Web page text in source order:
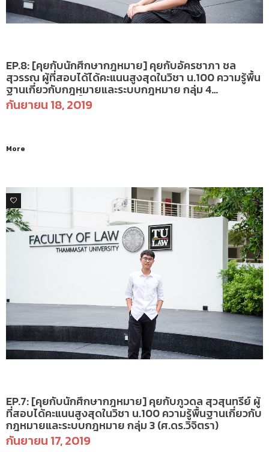
EP.8: [คุยกับนักศึกษากฎหมาย] คุยกับอัครชาภา ชล
สุวรรณ ผู้ที่สอบได้ได้คะแนนสูงสุดในวิชา น.100 ความรู้พื้น
ฐานเกี่ยวกับกฎหมายและระบบกฎหมาย กลุ่ม 4
(รศ.ดร.กิตติศักดิ์ อ.สหรัฐ)
กันยายน 18, 2019
More
0
EP.7: [คุยกับนักศึกษากฎหมาย] คุยกับภูวดล สุวสุนทรีย์ ผู้
ที่สอบได้คะแนนสูงสุดในวิชา น.100 ความรู้พื้นฐานเกี่ยวกับ
กฎหมายและระบบกฎหมาย กลุ่ม 3 (ศ.ดร.วิจิตรา)
กันยายน 17, 2019